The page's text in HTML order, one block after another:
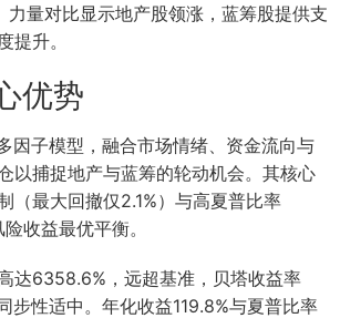
力量对比显示地产股领涨，蓝筹股提供支
提升。
优势
因子模型，融合市场情绪、资金流向与
以捕捉地产与蓝筹的轮动机会。其核心
（最大回撤仅2.1%）与高夏普比率
收益最优平衡。
达6358.6%，远超基准，贝塔收益率
步性适中。年化收益119.8%与夏普比率